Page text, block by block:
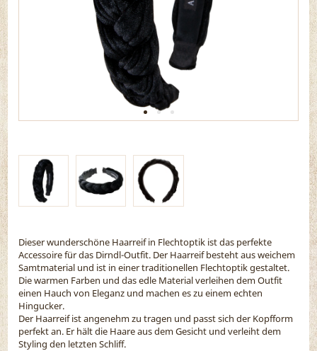
Dieser wunderschöne Haarreif in Flechtoptik ist das perfekte
Accessoire für das Dirndl-Outfit. Der Haarreif besteht aus weichem
Samtmaterial und ist in einer traditionellen Flechtoptik gestaltet.
Die warmen Farben und das edle Material verleihen dem Outfit
einen Hauch von Eleganz und machen es zu einem echten
Hingucker.
Der Haarreif ist angenehm zu tragen und passt sich der Kopfform
perfekt an. Er hält die Haare aus dem Gesicht und verleiht dem
Styling den letzten Schliff.